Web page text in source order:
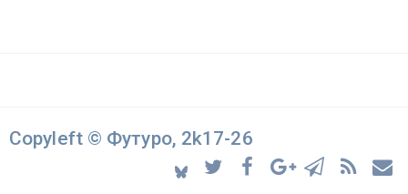
Copyleft © Футуро, 2k17-26